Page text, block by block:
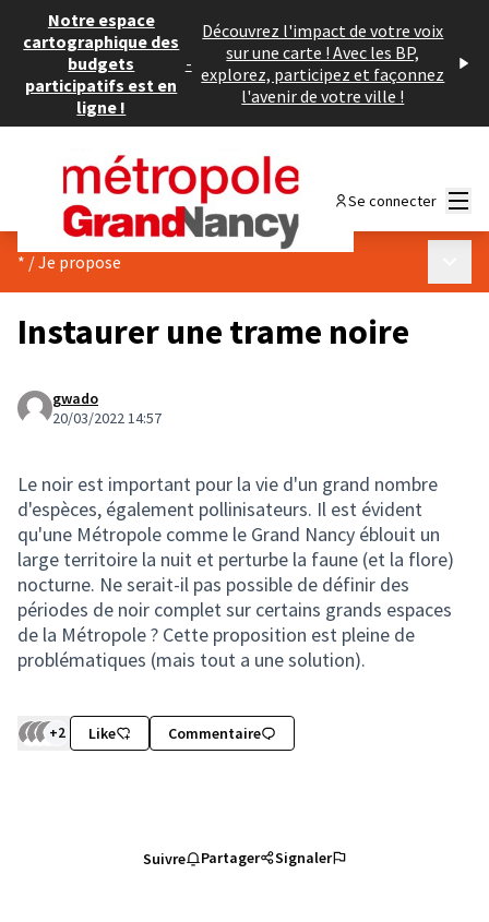
Notre espace
cartographique des
budgets
participatifs est en
ligne !
-
Découvrez l'impact de votre voix
sur une carte ! Avec les BP,
explorez, participez et façonnez
l'avenir de votre ville !
Se connecter
* /Je propose
Instaurer une trame noire
gwado
20/03/2022 14:57
Le noir est important pour la vie d'un grand nombre
d'espèces, également pollinisateurs. Il est évident
qu'une Métropole comme le Grand Nancy éblouit un
large territoire la nuit et perturbe la faune (et la flore)
nocturne. Ne serait-il pas possible de définir des
périodes de noir complet sur certains grands espaces
de la Métropole ? Cette proposition est pleine de
problématiques (mais tout a une solution).
+2 Like Commentaire
Suivre Partager Signaler